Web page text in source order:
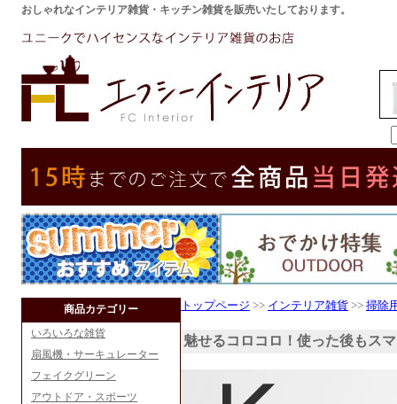
おしゃれなインテリア雑貨・キッチン雑貨を販売いたしております。
商品カテゴリー
いろいろな雑貨
扇風機・サーキュレーター
フェイクグリーン
アウトドア・スポーツ
トップページ >> インテリア雑貨 >> 掃除
魅せるコロコロ！使った後もス